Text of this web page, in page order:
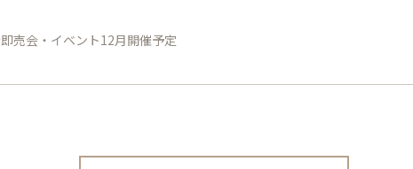
売会・イベント12月開催予定